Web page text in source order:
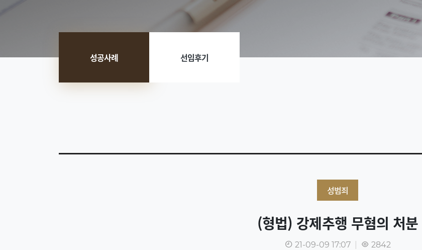
성공사례 선임후기
성범죄
(형법) 강제추행 무혐의 처분
21-09-09 17:07 2842